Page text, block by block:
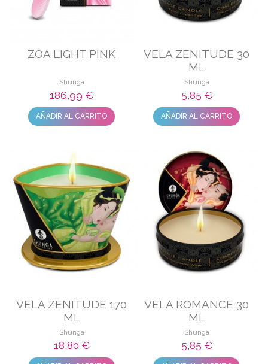
ZOA LIGHT PINK
Shunga
186,99 €
AÑADIR AL CARRITO
VELA ZENITUDE 30
ML
Shunga
5,85 €
AÑADIR AL CARRITO
VELA ZENITUDE 170
ML
Shunga
18,80 €
VELA ROMANCE 30
ML
Shunga
5,85 €